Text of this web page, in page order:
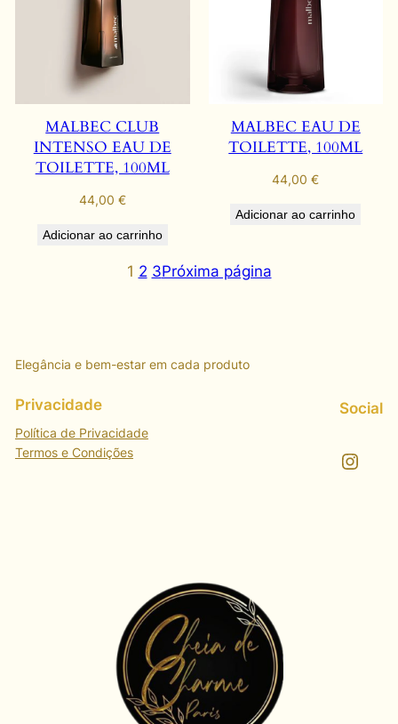
MALBEC CLUB
INTENSO EAU DE
TOILETTE, 100ML
44,00 €
Adicionar ao carrinho
MALBEC EAU DE
TOILETTE, 100ML
44,00€
Adicionar ao carrinho
1 2 3Próxima página
Elegância e bem-estar em cada produto
Privacidade
Política de Privacidade
Termos e Condições
Social
Instagram